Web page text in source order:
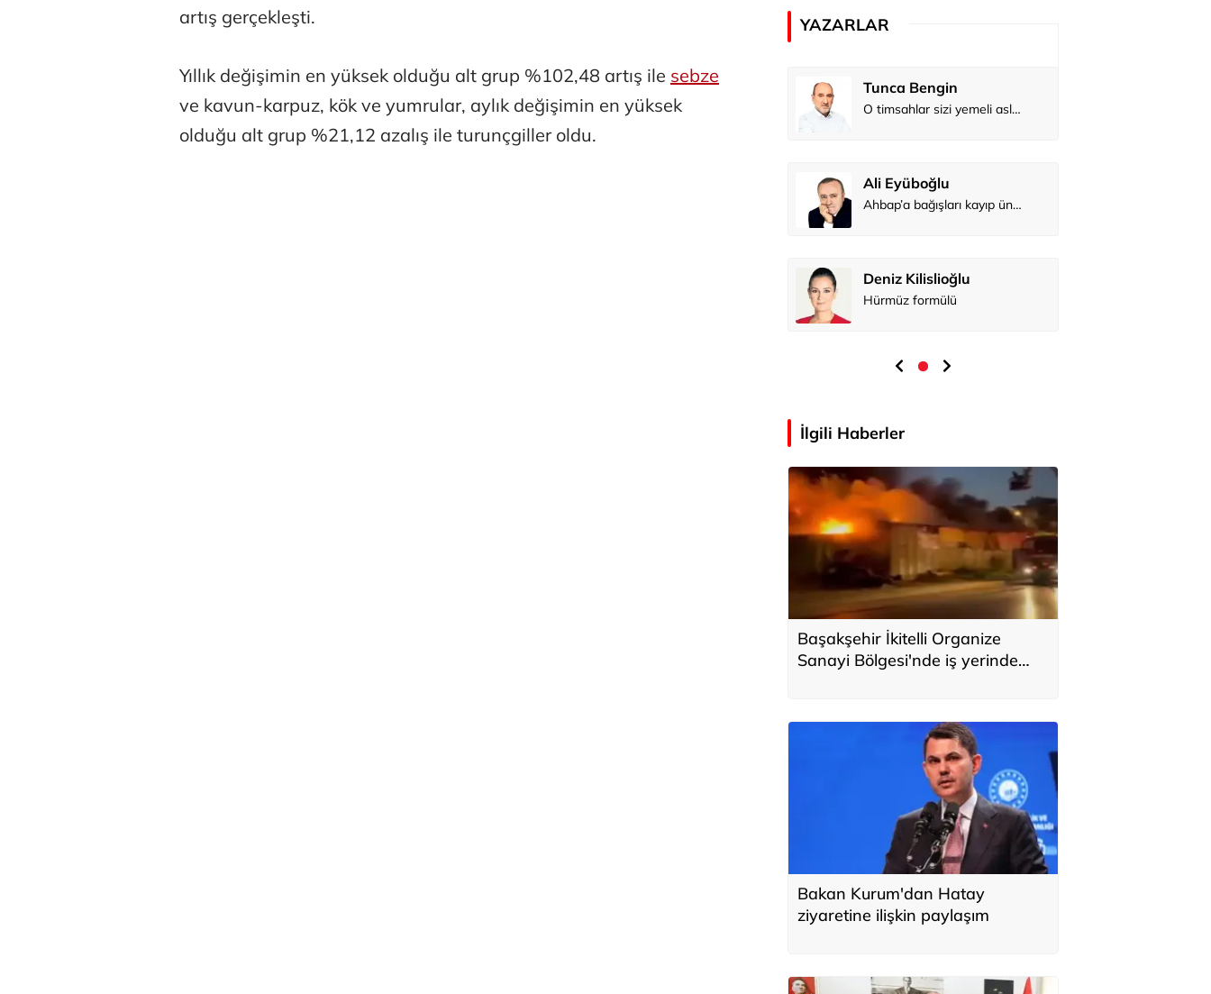
artış gerçekleşti.
Yıllık değişimin en yüksek olduğu alt grup %102,48 artış ile sebze
ve kavun-karpuz, kök ve yumrular, aylık değişimin en yüksek
olduğu alt grup %21,12 azalış ile turunçgiller oldu.
YAZARLAR
Tunca Bengin
O timsahlar sizi yemeli aslında!...
Tunca Bengin Tunca Bengin
O timsahlar sizi yemeli aslında!...
Ali Eyüboğlu
Ahbap’a bağışları kayıp ünlüler var
Deniz Kilislioğlu
Hürmüz formülü
İlgili Haberler
Başakşehir İkitelli Organize
Sanayi Bölgesi'nde iş yerinde
Bakan Kurum'dan Hatay
ziyaretine ilişkin paylaşım